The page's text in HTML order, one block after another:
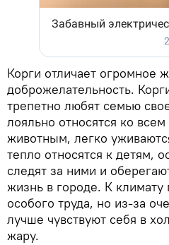
Корги отличает огромное
доброжелательность.
трепетно любят семью
лояльно относятся ко
животным, легко
тепло относятся к детям,
следят за ними и
жизнь в городе. К климату
особого труда, но из-за
лучше чувствуют себя в
жару.